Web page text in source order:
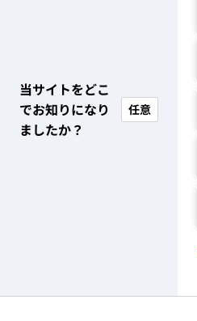
当サイトをどこ
でお知りになり
ましたか？
任意